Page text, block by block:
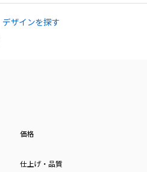
デザインを探す
価格
仕上げ・品質